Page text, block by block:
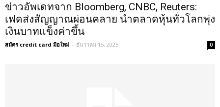
ข่าวอัพเดทจาก Bloomberg, CNBC, Reuters:
เฟดส่งสัญญาณผ่อนคลาย นำตลาดหุ้นทั่วโลกพุ่ง
เงินบาทแข็งค่าขึ้น
สมัคร credit card มือใหม่ - ธันวาคม 15, 2025 0